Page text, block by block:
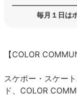
毎月１日は
【COLOR
スケボー・スケー
ド、COLOR